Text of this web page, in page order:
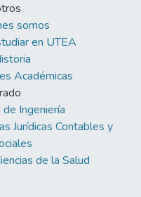
somos
en UTEA
Académicas
Ingeniería
Jurídicas Contables y
de la Salud